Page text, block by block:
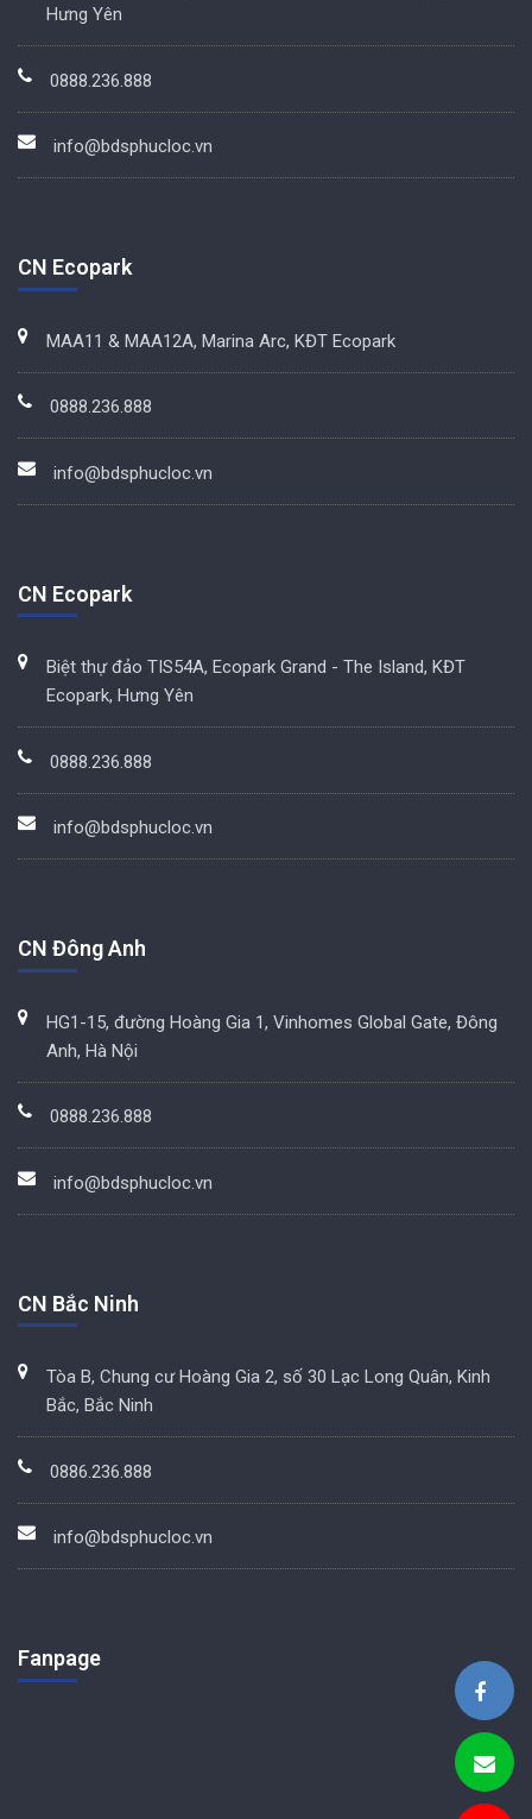
Hưng Yên
0888.236.888
info@bdsphucloc.vn
CN Ecopark
MAA11 & MAA12A, Marina Arc, KĐT Ecopark
0888.236.888
info@bdsphucloc.vn
CN Ecopark
Biệt thự đảo TIS54A, Ecopark Grand - The Island, KĐT
Ecopark, Hưng Yên
0888.236.888
info@bdsphucloc.vn
CN Đông Anh
HG1-15, đường Hoàng Gia 1, Vinhomes Global Gate, Đông
Anh, Hà Nội
0888.236.888
info@bdsphucloc.vn
CN Bắc Ninh
Tòa B, Chung cư Hoàng Gia 2, số 30 Lạc Long Quân, Kinh
Bắc, Bắc Ninh
0886.236.888
info@bdsphucloc.vn
Fanpage